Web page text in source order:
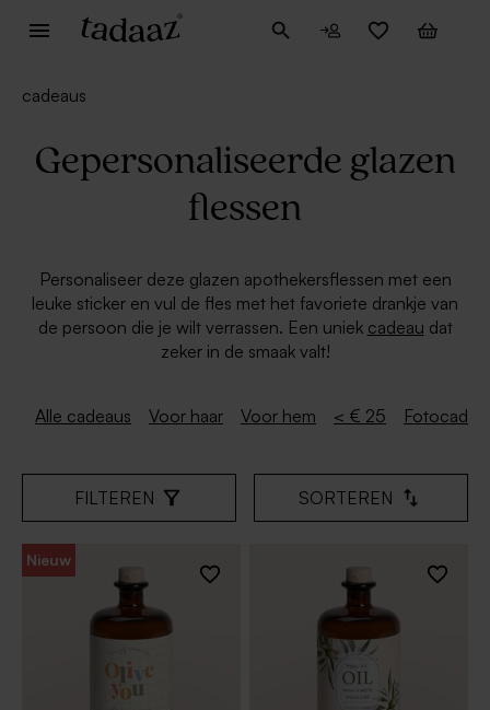
cadeaus
Gepersonaliseerde glazen
flessen
Personaliseer deze glazen apothekersflessen met een
leuke sticker en vul de fles met het favoriete drankje van
de persoon die je wilt verrassen. Een uniek cadeau dat
zeker in de smaak valt!
Alle cadeaus Voor haar Voor hem < € 25
FILTEREN SORTEREN
Nieuw